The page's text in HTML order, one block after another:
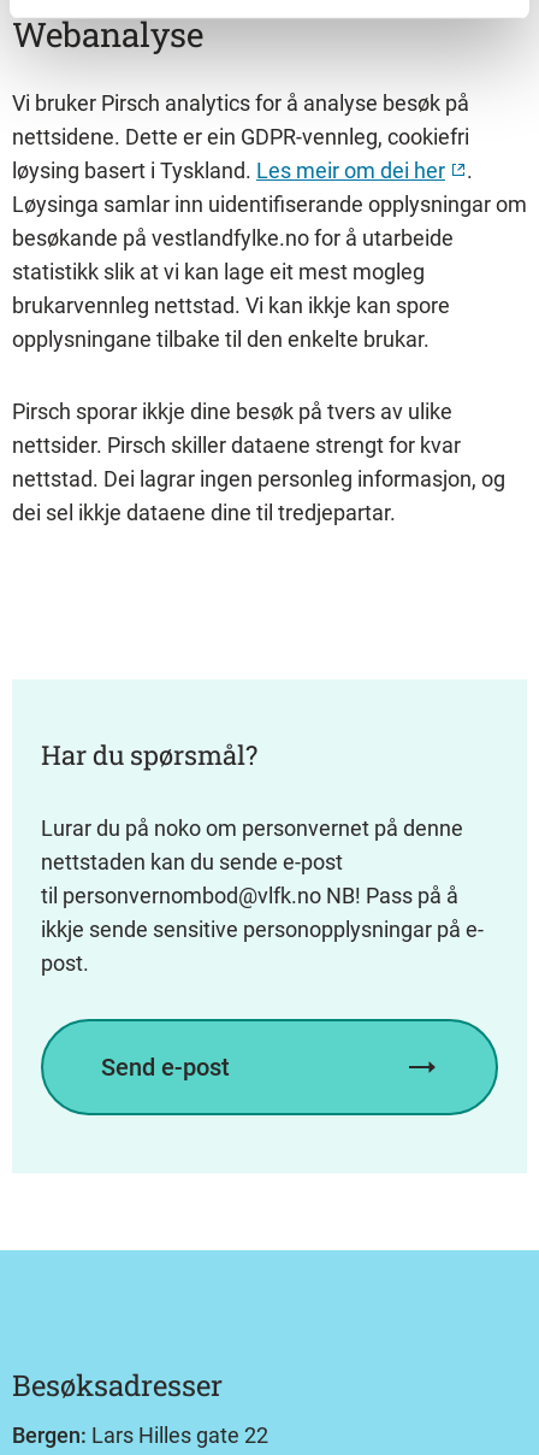
Webanalyse
Vi bruker Pirsch analytics for å analyse besøk på
nettsidene. Dette er ein GDPR-vennleg, cookiefri
løysing basert i Tyskland. Les meir om dei her
.
Løysinga samlar inn uidentifiserande opplysningar om
besøkande på vestlandfylke.no for å utarbeide
statistikk slik at vi kan lage eit mest mogleg
brukarvennleg nettstad. Vi kan ikkje kan spore
opplysningane tilbake til den enkelte brukar.
Pirsch sporar ikkje dine besøk på tvers av ulike
nettsider. Pirsch skiller dataene strengt for kvar
nettstad. Dei lagrar ingen personleg informasjon, og
dei sel ikkje dataene dine til tredjepartar.
Har du spørsmål?
Lurar du på noko om personvernet på denne
nettstaden kan du sende e-post
til personvernombod@vlfk.no NB! Pass på å
ikkje sende sensitive personopplysningar på e-
post.
Send e-post
Besøksadresser
Bergen: Lars Hilles gate 22